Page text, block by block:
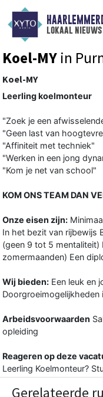
lokaal nieuws
Koel-MY in
Koel-MY
Leerling koelmonteur
"Zoek je een
"Geen last van
"Affiniteit met techniek"
"Werken in een jong
"Kom je net van school"
KOM ONS TEAM DAN
Onze eisen zijn:
In het bezit van rijbewijs
(geen 9 tot 5 mentaliteit)
zomermaanden) Een
Wij bieden: Een leuk en
Arbeidsvoorwaarden
opleiding
Reageren op deze
Leerling Koelmonteur?
Gerelateerde